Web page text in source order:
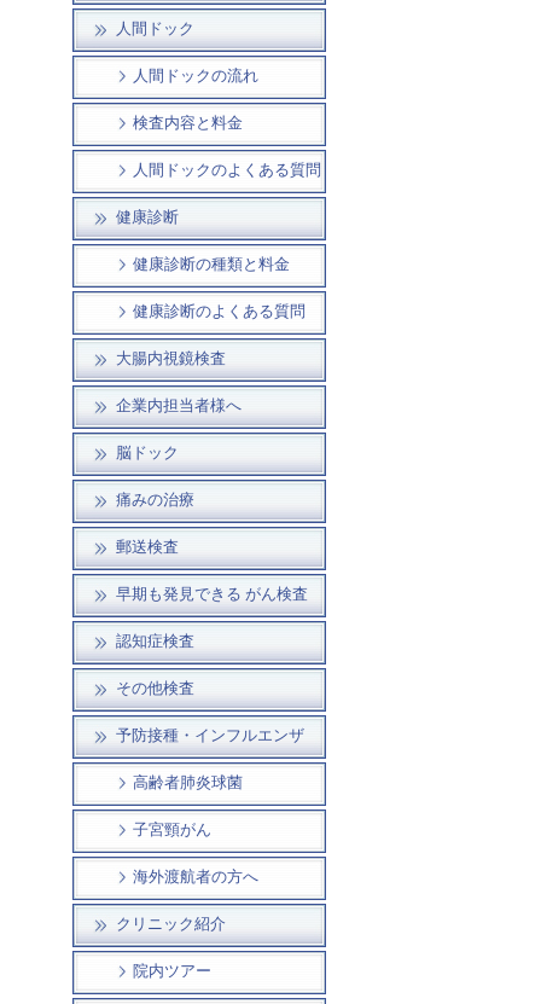
人間ドック
人間ドックの流れ
検査内容と料金
人間ドックのよくある質問
健康診断
健康診断の種類と料金
健康診断のよくある質問
大腸内視鏡検査
企業内担当者様へ
脳ドック
痛みの治療
郵送検査
早期も発見できる がん検査
認知症検査
その他検査
予防接種・インフルエンザ
高齢者肺炎球菌
子宮頸がん
海外渡航者の方へ
クリニック紹介
院内ツアー